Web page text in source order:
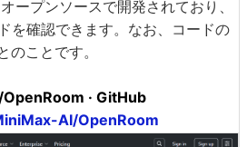
ープンソースで開発されており、
を確認できます。なお、コードの
のことです。
· GitHub
AI/OpenRoom